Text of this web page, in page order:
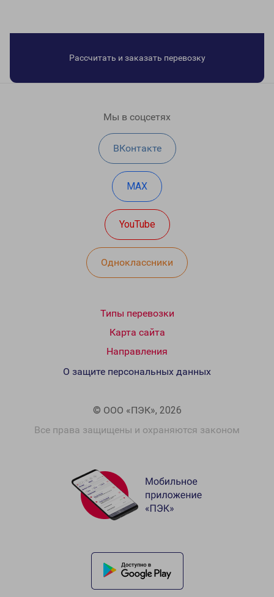
Рассчитать и заказать перевозку
Мы в соцсетях
ВКонтакте
MAX
YouTube
Одноклассники
Типы перевозки
Карта сайта
Направления
© ООО «ПЭК», 2026
Все права защищены и охраняются законом
О защите персональных данных